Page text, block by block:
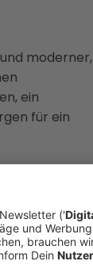
moderner,
ein
für ein
lebendigen